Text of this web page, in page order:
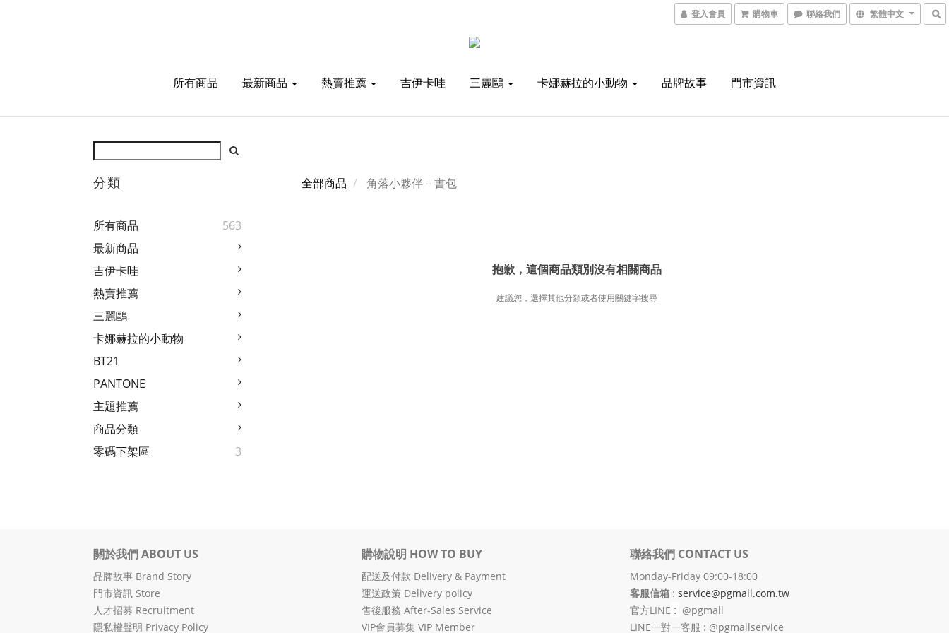
登入會員 購物車 聯絡我們 繁體中文
所有商品 最新商品 熱賣推薦 吉伊卡哇 三麗鷗 卡娜赫拉的小動物 品牌故事 門市資訊
分類
所有商品
563
最新商品
吉伊卡哇
熱賣推薦
三麗鷗
卡娜赫拉的小動物
BT21
PANTONE
主題推薦
商品分類
零碼下架區
3
全部商品 角落小夥伴－書包
抱歉，這個商品類別沒有相關商品
建議您，選擇其他分類或者使用關鍵字搜尋
關於我們 ABOUT US
品牌故事 Brand Story
門市資訊 Store
人才招募 Recruitment
隱私權聲明 Privacy Policy
購物說明 HOW TO BUY
配送及付款 Delivery & Payment
運送政策 Delivery policy
售後服務 After-Sales Service
VIP會員募集 VIP Member
聯絡我們 CONTACT US
Monday-Friday 09:00-18:00
客服信箱 : service@pgmall.com.tw
官方LINE : @pgmall
LINE一對一客服 : @pgmallservice